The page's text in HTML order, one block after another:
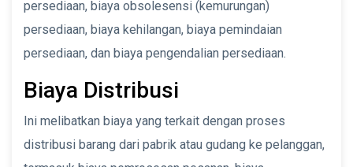
persediaan, biaya obsolesensi (kemurungan)
persediaan, biaya kehilangan, biaya pemindaian
persediaan, dan biaya pengendalian persediaan.
Biaya Distribusi
Ini melibatkan biaya yang terkait dengan proses
distribusi barang dari pabrik atau gudang ke pelanggan,